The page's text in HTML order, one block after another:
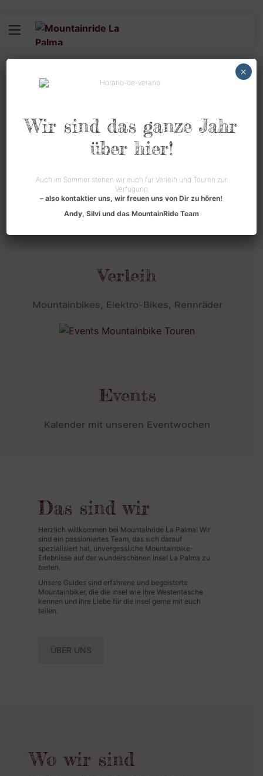
Touren
jeder Art, von E-Panorama bis „Megatrail“
Verleih
Mountainbikes, Elektro-Bikes, Rennräder
Events
Kalender mit unseren Eventwochen
Das sind wir
Herzlich willkommen bei Mountainride La Palma! Wir
sind ein passioniertes Team, das sich darauf
spezialisiert hat, unvergessliche Mountainbike-
Erlebnisse auf der wunderschönen Insel La Palma zu
bieten.
Unsere Guides sind erfahrene und begeisterte
Mountainbiker, die die Insel wie ihre Westentasche
kennen und ihre Liebe für die Insel gerne mit euch
teilen.
ÜBER UNS
Wo wir sind
Wir sind das ganze Jahr
über hier!
Auch im Sommer stehen wir euch für Verleih und Touren zur
Verfügung
– also kontaktier uns, wir freuen uns von Dir zu hören!
Andy, Silvi und das MountainRide Team
×